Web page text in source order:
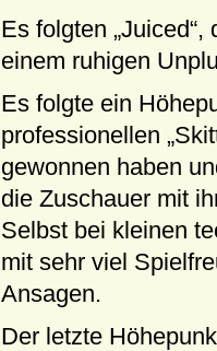
Es folgten
einem ruhigen
Es folgte ein
professionellen
gewonnen haben
die Zuschauer mit
Selbst bei kleinen
mit sehr viel
Ansagen.
Der letzte